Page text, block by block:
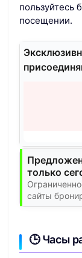
пользуйтесь
посещении.
только
сайты
🕒 Часы